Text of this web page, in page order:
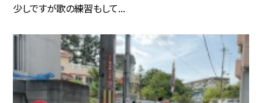
少しですが歌の練習もして...